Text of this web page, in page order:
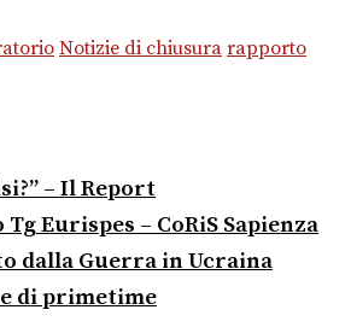
Notizie di chiusura rapporto
– Il Report
Eurispes – CoRiS Sapienza
dalla Guerra in Ucraina
di primetime